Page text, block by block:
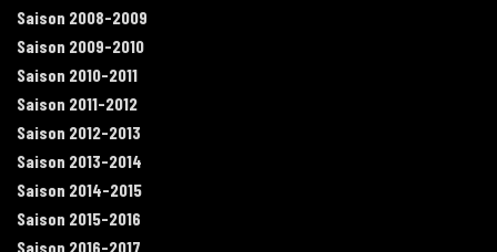
Saison 2008-2009
Saison 2009-2010
Saison 2010-2011
Saison 2011-2012
Saison 2012-2013
Saison 2013-2014
Saison 2014-2015
Saison 2015-2016
Saison 2016-2017